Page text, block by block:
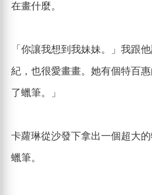
在畫什麼。
「你讓我想到我妹妹。」我跟
紀，也很愛畫畫。她有個特百
了蠟筆。」
卡蘿琳從沙發下拿出一個超大
蠟筆。